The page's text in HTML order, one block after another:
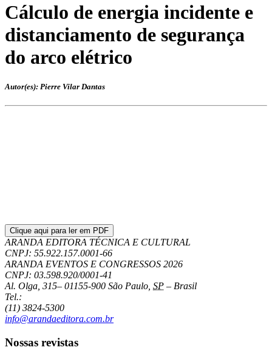
Cálculo de energia incidente e
distanciamento de segurança
do arco elétrico
Autor(es): Pierre Vilar Dantas
Clique aqui para ler em PDF
ARANDA EDITORA TÉCNICA E CULTURAL
CNPJ: 55.922.157.0001-66
ARANDA EVENTOS E CONGRESSOS 2026
CNPJ: 03.598.920/0001-41
Al. Olga, 315– 01155-900 São Paulo, SP – Brasil
Tel.:
(11) 3824-5300
info@arandaeditora.com.br
Nossas revistas